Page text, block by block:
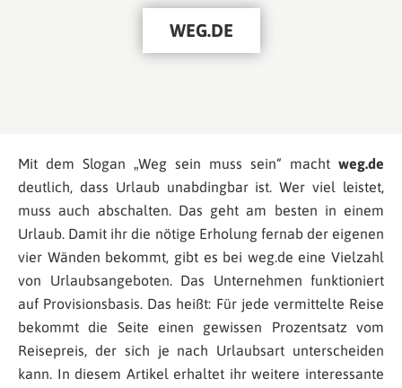
WEG.DE
Mit dem Slogan „Weg sein muss sein“ macht weg.de
deutlich, dass Urlaub unabdingbar ist. Wer viel leistet,
muss auch abschalten. Das geht am besten in einem
Urlaub. Damit ihr die nötige Erholung fernab der eigenen
vier Wänden bekommt, gibt es bei weg.de eine Vielzahl
von Urlaubsangeboten. Das Unternehmen funktioniert
auf Provisionsbasis. Das heißt: Für jede vermittelte Reise
bekommt die Seite einen gewissen Prozentsatz vom
Reisepreis, der sich je nach Urlaubsart unterscheiden
kann. In diesem Artikel erhaltet ihr weitere interessante